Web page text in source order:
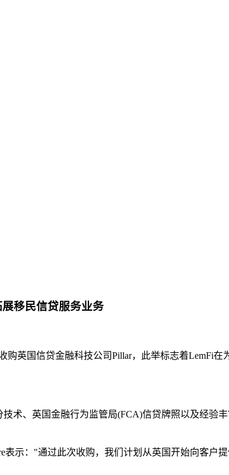
移民信贷服务业务
购英国信贷金融科技公司Pillar，此举标志着LemFi
术、英国金融行为监管局(FCA)信贷牌照以及经验
表示："通过此次收购，我们计划从英国开始向客